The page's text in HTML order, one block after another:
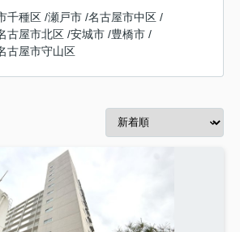
千種区 /瀬戸市 /名古屋市中区 /
古屋市北区 /安城市 /豊橋市 /
古屋市守山区